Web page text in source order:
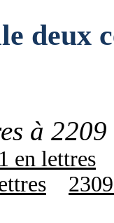
à
en lettres